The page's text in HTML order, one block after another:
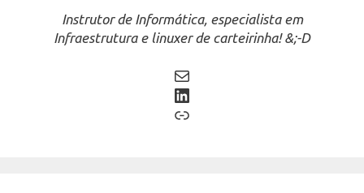
Instrutor de Informática, especialista em
Infraestrutura e linuxer de carteirinha! &;-D
Mail
LinkedIn
Link